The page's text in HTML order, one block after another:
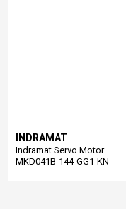
INDRAMAT
Indramat Servo Motor
MKD041B-144-GG1-KN